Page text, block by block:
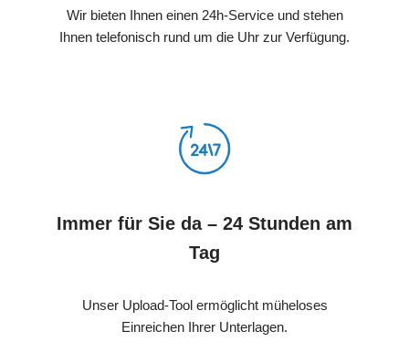
Wir bieten Ihnen einen 24h-Service und stehen
Ihnen telefonisch rund um die Uhr zur Verfügung.
Immer für Sie da – 24 Stunden am
Tag
Unser Upload-Tool ermöglicht müheloses
Einreichen Ihrer Unterlagen.